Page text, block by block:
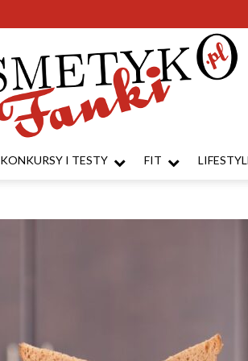
KONKURSY I TESTY FIT